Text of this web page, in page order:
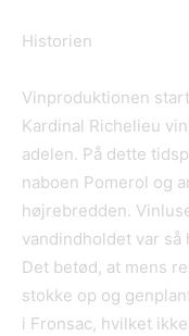
Historien
Vinproduktionen
Kardinal Richelieu
adelen. På dette
naboen Pomerol og
højrebredden.
vandindholdet var så
Det betød, at mens
stokke op og
i Fronsac, hvilket